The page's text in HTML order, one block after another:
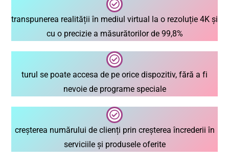
transpunerea realității în mediul virtual la o rezoluție 4K și
cu o precizie a măsurătorilor de 99,8%
turul se poate accesa de pe orice dispozitiv, fără a fi
nevoie de programe speciale
creșterea numărului de clienți prin creșterea încrederii în
serviciile și produsele oferite